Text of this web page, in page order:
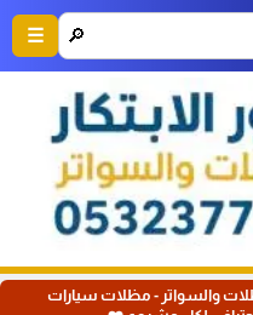
🔎
☰
والسواتر - مظلات سيارات